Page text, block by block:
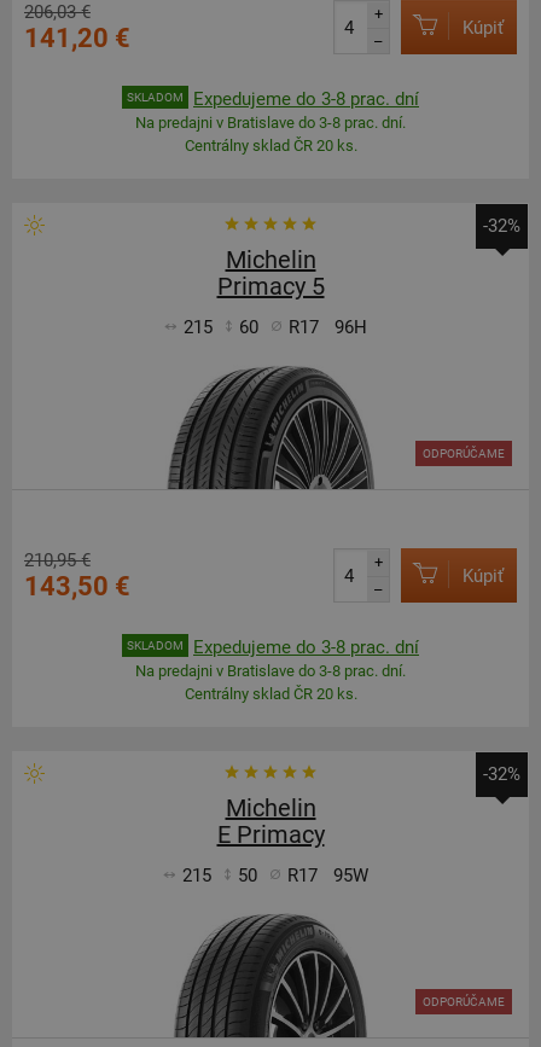
206,03 €
141,20 €
+
–
Kúpiť
SKLADOM Expedujeme do 3-8 prac. dní
Na predajni v Bratislave do 3-8 prac. dní.
Centrálny sklad ČR 20 ks.
-32%
Michelin
Primacy 5
215 60 R17 96H
ODPORÚČAME
210,95 €
143,50 €
+
–
Kúpiť
SKLADOM Expedujeme do 3-8 prac. dní
Na predajni v Bratislave do 3-8 prac. dní.
Centrálny sklad ČR 20 ks.
-32%
Michelin
E Primacy
215 50 R17 95W
ODPORÚČAME